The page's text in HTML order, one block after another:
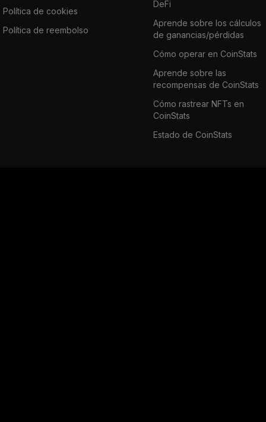
Política de cookies
Política de reembolso
DeFi
Aprende sobre los cálculos
de ganancias/pérdidas
Cómo operar en CoinStats
Aprende sobre las
recompensas de CoinStats
Cómo rastrear NFTs en
CoinStats
Estado de CoinStats